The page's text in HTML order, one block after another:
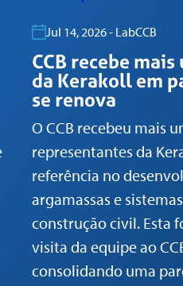
Jul 14, 2026 - LabCCB
CCB recebe
da Kerakoll em
se renova
O CCB recebeu mais
representantes da
referência no
argamassas e
construção civil. Esta
visita da equipe ao
consolidando uma